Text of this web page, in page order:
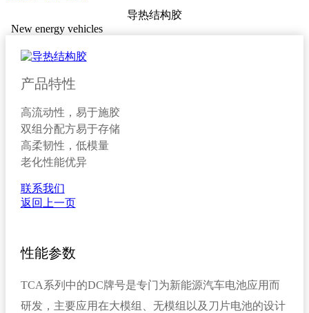
导热结构胶
New energy vehicles
产品特性
高流动性，易于施胶
双组分配方易于存储
高柔韧性，低模量
老化性能优异
联系我们
返回上一页
性能参数
TCA系列中的DC牌号是专门为新能源汽车电池应用而
研发，主要应用在大模组、无模组以及刀片电池的设计